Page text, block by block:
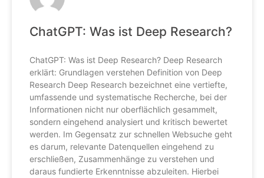
ChatGPT: Was ist Deep Research?
ChatGPT: Was ist Deep Research? Deep Research
erklärt: Grundlagen verstehen Definition von Deep
Research Deep Research bezeichnet eine vertiefte,
umfassende und systematische Recherche, bei der
Informationen nicht nur oberflächlich gesammelt,
sondern eingehend analysiert und kritisch bewertet
werden. Im Gegensatz zur schnellen Websuche geht
es darum, relevante Datenquellen eingehend zu
erschließen, Zusammenhänge zu verstehen und
daraus fundierte Erkenntnisse abzuleiten. Hierbei